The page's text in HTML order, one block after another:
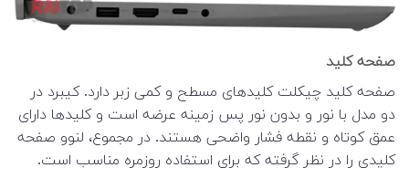
صفحه کلید
صفحه کلید چیکلت کلیدهای مسطح و کمی زبر دارد. کیبرد در
دو مدل با نور و بدون نور پس زمینه عرضه است و کلیدها دارای
عمق کوتاه و نقطه فشار واضحی هستند. در مجموع، لنوو صفحه
کلیدی را در نظر گرفته که برای استفاده روزمره مناسب است.